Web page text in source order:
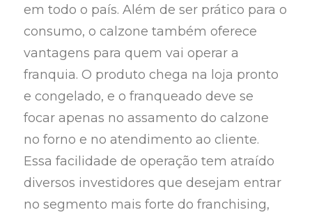
em todo o país. Além de ser prático para o
consumo, o calzone também oferece
vantagens para quem vai operar a
franquia. O produto chega na loja pronto
e congelado, e o franqueado deve se
focar apenas no assamento do calzone
no forno e no atendimento ao cliente.
Essa facilidade de operação tem atraído
diversos investidores que desejam entrar
no segmento mais forte do franchising,